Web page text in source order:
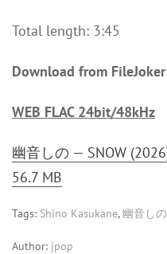
Total length: 3:45
Download from
WEB FLAC 24bit/48kHz
幽音しの — SNOW
56.7 MB
Tags: Shino Kasukane, 幽音しの
Author: jpop